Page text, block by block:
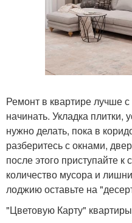
Ремонт в квартире лучше
начинать. Укладка плитки,
нужно делать, пока в
разберитесь с окнами,
после этого приступайте
количество мусора и
лоджию оставьте на
"Цветовую Карту"